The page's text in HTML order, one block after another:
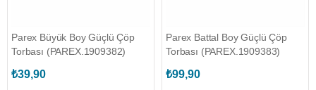
Parex Büyük Boy Güçlü Çöp
Torbası (PAREX.1909382)
₺39,90
Parex Battal Boy Güçlü Çöp
Torbası (PAREX.1909383)
₺99,90